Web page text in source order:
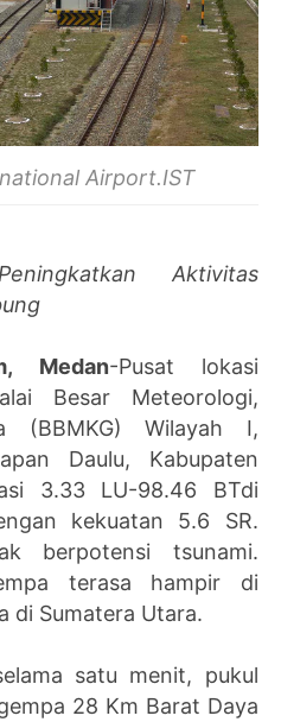
Airport.IST
Aktivitas
Medan-Pusat lokasi
Besar Meteorologi,
(BBMKG) Wilayah I,
Daulu, Kabupaten
3.33 LU-98.46 BTdi
kekuatan 5.6 SR.
berpotensi tsunami.
terasa hampir di
di Sumatera Utara.
satu menit, pukul
28 Km Barat Daya